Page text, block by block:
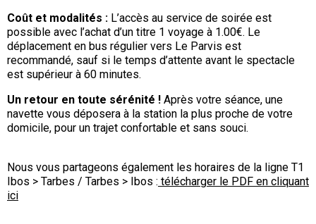
Coût et modalités : L’accès au service de soirée est
possible avec l’achat d’un titre 1 voyage à 1.00€. Le
déplacement en bus régulier vers Le Parvis est
recommandé, sauf si le temps d’attente avant le spectacle
est supérieur à 60 minutes.
Un retour en toute sérénité ! Après votre séance, une
navette vous déposera à la station la plus proche de votre
domicile, pour un trajet confortable et sans souci.
Nous vous partageons également les horaires de la ligne T1
Ibos > Tarbes / Tarbes > Ibos : télécharger le PDF en cliquant
ici